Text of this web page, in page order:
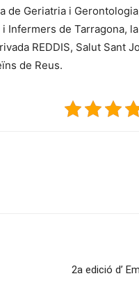
de Geriatria i
Infermers de Tarragona,
REDDIS, Salut Sant
de Reus.
2a edició d’